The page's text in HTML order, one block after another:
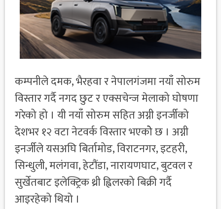
कम्पनीले दमक, भैरहवा र नेपालगंजमा नयाँ सोरुम
विस्तार गर्दै नगद छुट र एक्सचेन्ज मेलाको घोषणा
गरेको हो । यी नयाँ सोरुम सहित अग्नी इनर्जीको
देशभर १२ वटा नेटवर्क विस्तार भएकोे छ । अग्नी
इनर्जीले यसअघि बिर्तामोड, विराटनगर, इटहरी,
सिन्धुली, मलंगवा, हेटौंडा, नारायणघाट, बुटवल र
सुर्खेतबाट इलेक्ट्रिक थ्री ह्विलरको बिक्री गर्दै
आइरहेको थियो ।